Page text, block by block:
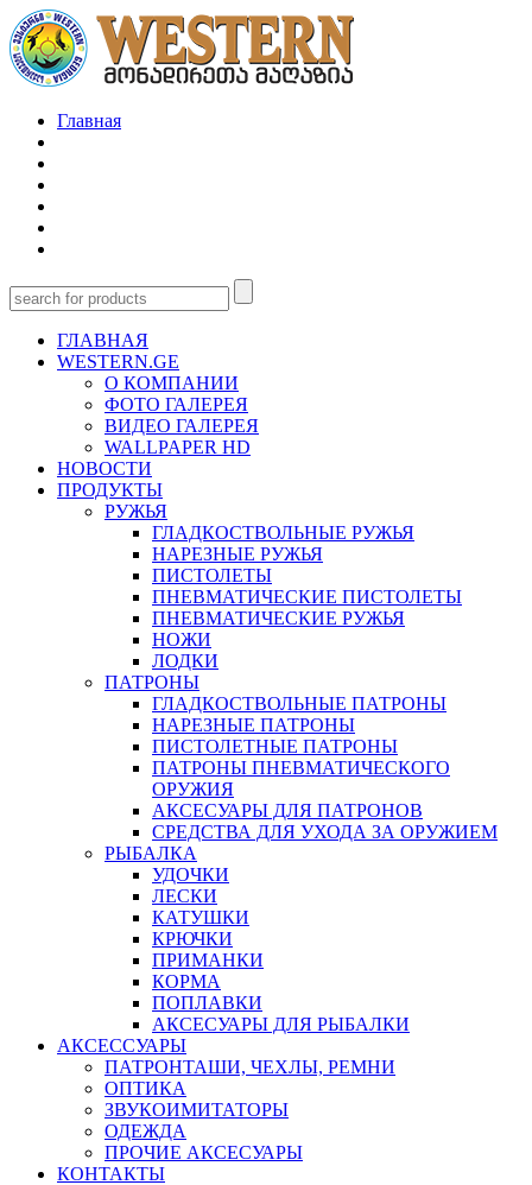
Главная
ГЛАВНАЯ
WESTERN.GE
О КОМПАНИИ
ФОТО ГАЛЕРЕЯ
ВИДЕО ГАЛЕРЕЯ
WALLPAPER HD
НОВОСТИ
ПРОДУКТЫ
РУЖЬЯ
ГЛАДКОСТВОЛЬНЫЕ РУЖЬЯ
НАРЕЗНЫЕ РУЖЬЯ
ПИСТОЛЕТЫ
ПНЕВМАТИЧЕСКИЕ ПИСТОЛЕТЫ
ПНЕВМАТИЧЕСКИЕ РУЖЬЯ
НОЖИ
ЛОДКИ
ПАТРОНЫ
ГЛАДКОСТВОЛЬНЫЕ ПАТРОНЫ
НАРЕЗНЫЕ ПАТРОНЫ
ПИСТОЛЕТНЫЕ ПАТРОНЫ
ПАТРОНЫ ПНЕВМАТИЧЕСКОГО
ОРУЖИЯ
АКСЕСУАРЫ ДЛЯ ПАТРОНОВ
СРЕДСТВА ДЛЯ УХОДА ЗА ОРУЖИЕМ
РЫБАЛКА
УДОЧКИ
ЛЕСКИ
КАТУШКИ
КРЮЧКИ
ПРИМАНКИ
КОРМА
ПОПЛАВКИ
АКСЕСУАРЫ ДЛЯ РЫБАЛКИ
АКСЕССУАРЫ
ПАТРОНТАШИ, ЧЕХЛЫ, РЕМНИ
ОПТИКА
ЗВУКОИМИТАТОРЫ
ОДЕЖДА
ПРОЧИЕ АКСЕСУАРЫ
КОНТАКТЫ